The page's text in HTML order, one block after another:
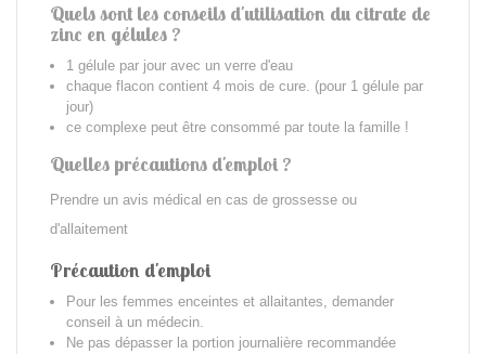
Quels sont les conseils d'utilisation du citrate de
zinc en gélules ?
1 gélule par jour avec un verre d'eau
chaque flacon contient 4 mois de cure. (pour 1 gélule par
jour)
ce complexe peut être consommé par toute la famille !
Quelles précautions d'emploi ?
Prendre un avis médical en cas de grossesse ou
d'allaitement
Précaution d'emploi
Pour les femmes enceintes et allaitantes, demander
conseil à un médecin.
Ne pas dépasser la portion journalière recommandée